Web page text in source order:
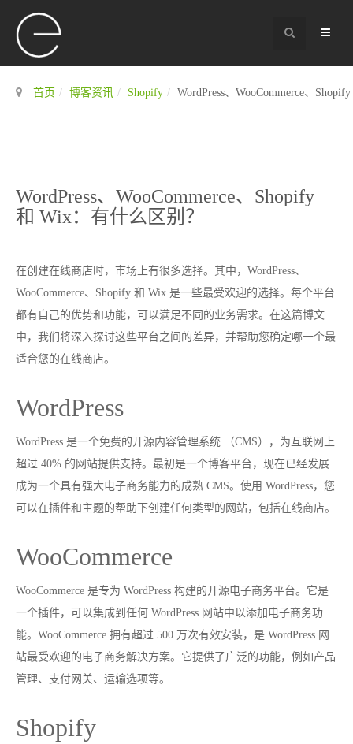
首页 博客资讯 Shopify WordPress、WooCommerce、
WordPress、WooCommerce、Shopify
和 Wix：有什么区别？
在创建在线商店时，市场上有很多选择。其中，WordPress、
WooCommerce、Shopify 和 Wix 是一些最受欢迎的选择。每个平台
都有自己的优势和功能，可以满足不同的业务需求。在这篇博文
中，我们将深入探讨这些平台之间的差异，并帮助您确定哪一个最
适合您的在线商店。
WordPress
WordPress 是一个免费的开源内容管理系统 （CMS），为互联网上
超过 40% 的网站提供支持。最初是一个博客平台，现在已经发展
成为一个具有强大电子商务能力的成熟 CMS。使用 WordPress，您
可以在插件和主题的帮助下创建任何类型的网站，包括在线商店。
WooCommerce
WooCommerce 是专为 WordPress 构建的开源电子商务平台。它是
一个插件，可以集成到任何 WordPress 网站中以添加电子商务功
能。WooCommerce 拥有超过 500 万次有效安装，是 WordPress 网
站最受欢迎的电子商务解决方案。它提供了广泛的功能，例如产品
管理、支付网关、运输选项等。
Shopify